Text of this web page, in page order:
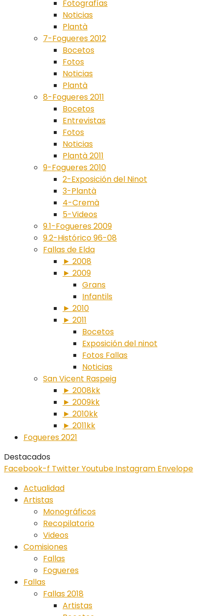
Fotografías
Noticias
Plantà
7-Fogueres 2012
Bocetos
Fotos
Noticias
Plantà
8-Fogueres 2011
Bocetos
Entrevistas
Fotos
Noticias
Plantà 2011
9-Fogueres 2010
2-Exposición del Ninot
3-Plantà
4-Cremà
5-Videos
9.1-Fogueres 2009
9.2-Histórico 96-08
Fallas de Elda
► 2008
► 2009
Grans
Infantils
► 2010
► 2011
Bocetos
Exposición del ninot
Fotos Fallas
Noticias
San Vicent Raspeig
► 2008kk
► 2009kk
► 2010kk
► 2011kk
Fogueres 2021
Destacados
Facebook-f TwitterYoutube Instagram Envelope
Actualidad
Artistas
Monográficos
Recopilatorio
Videos
Comisiones
Fallas
Fogueres
Fallas
Fallas 2018
Artistas